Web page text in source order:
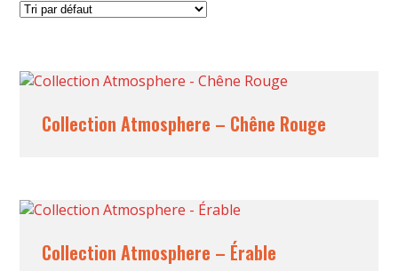
Collection Atmosphere – Chêne Rouge
Collection Atmosphere – Érable